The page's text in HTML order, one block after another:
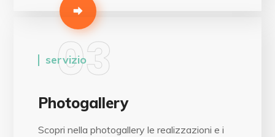
03
servizio
Photogallery
Scopri nella photogallery le realizzazioni e i